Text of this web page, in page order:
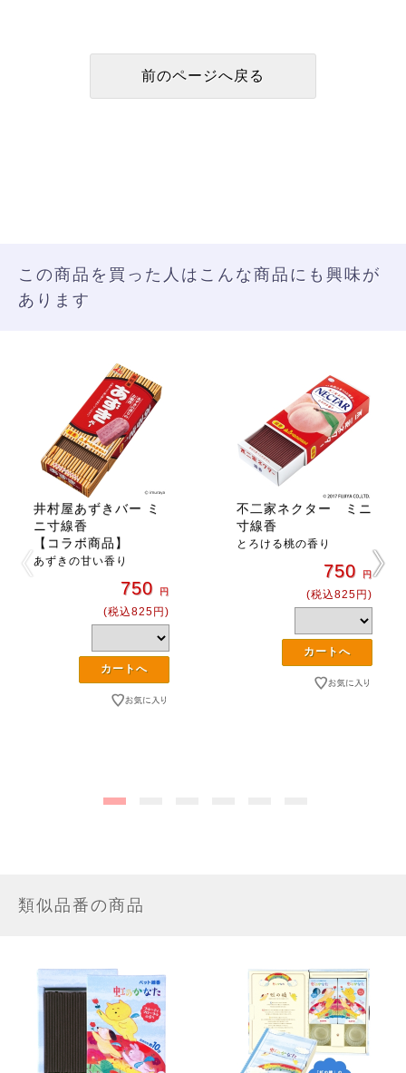
この商品を買った人はこんな商品にも興味が
あります
井村屋あずきバー ミ
ニ寸線香
【コラボ商品】
あずきの甘い香り
750 円
(税込825円)
不二家ネクター ミニ
寸線香
とろける桃の香り
750 円
(税込825円)
類似品番の商品